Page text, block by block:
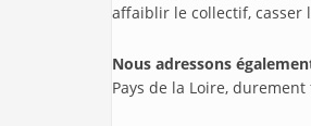
affaiblir le collectif, casser
Nous adressons
Pays de la Loire,